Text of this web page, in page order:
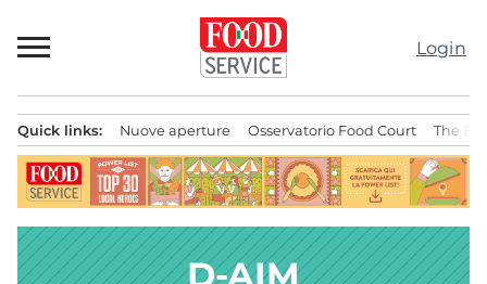
al
contenuto
Login
principale
Quick links: Nuove aperture Osservatorio Food Court The
D-AIM